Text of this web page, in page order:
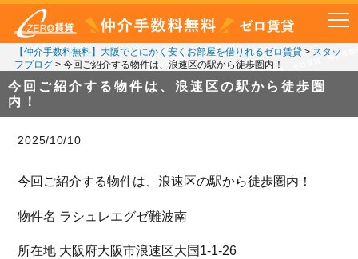
【仲介手数料無料】大阪でとにかく安くお部屋を借りれるゼロ賃貸> スタッ
フブログ> 今回ご紹介する物件は、浪速区の駅から徒歩圏内！
今回ご紹介する物件は、浪速区の駅から徒歩圏
内！
2025/10/10
今回ご紹介する物件は、浪速区の駅から徒歩圏内！
物件名 ラシュレエグゼ難波南
所在地 大阪府大阪市浪速区大国1-1-26